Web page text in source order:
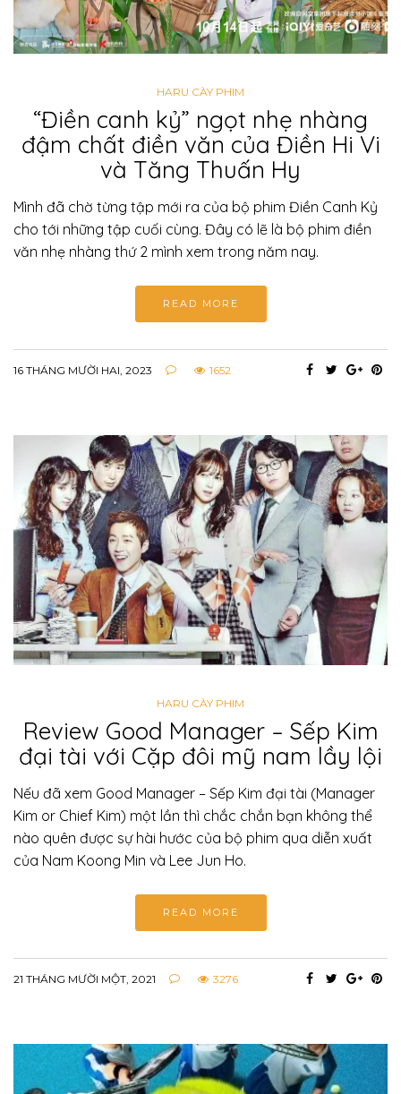
HARU CÀY PHIM
“Điền canh kỷ” ngọt nhẹ nhàng
đậm chất điền văn của Điền Hi Vi
và Tăng Thuấn Hy
Mình đã chờ từng tập mới ra của bộ phim Điền Canh Kỷ
cho tới những tập cuối cùng. Đây có lẽ là bộ phim điền
văn nhẹ nhàng thứ 2 mình xem trong năm nay.
READ MORE
16 THÁNG MƯỜI HAI, 2023 1652
HARU CÀY PHIM
Review Good Manager – Sếp Kim
đại tài với Cặp đôi mỹ nam lầy lội
Nếu đã xem Good Manager – Sếp Kim đại tài (Manager
Kim or Chief Kim) một lần thì chắc chắn bạn không thể
nào quên được sự hài hước của bộ phim qua diễn xuất
của Nam Koong Min và Lee Jun Ho.
READ MORE
21 THÁNG MƯỜI MỘT, 2021 3276